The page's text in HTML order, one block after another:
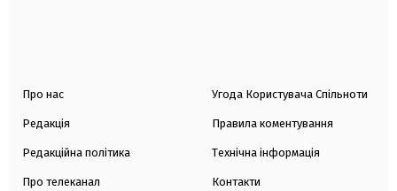
Про нас
Редакція
Редакційна політика
Про телеканал
Угода Користувача Спільноти
Правила коментування
Технічна інформація
Контакти